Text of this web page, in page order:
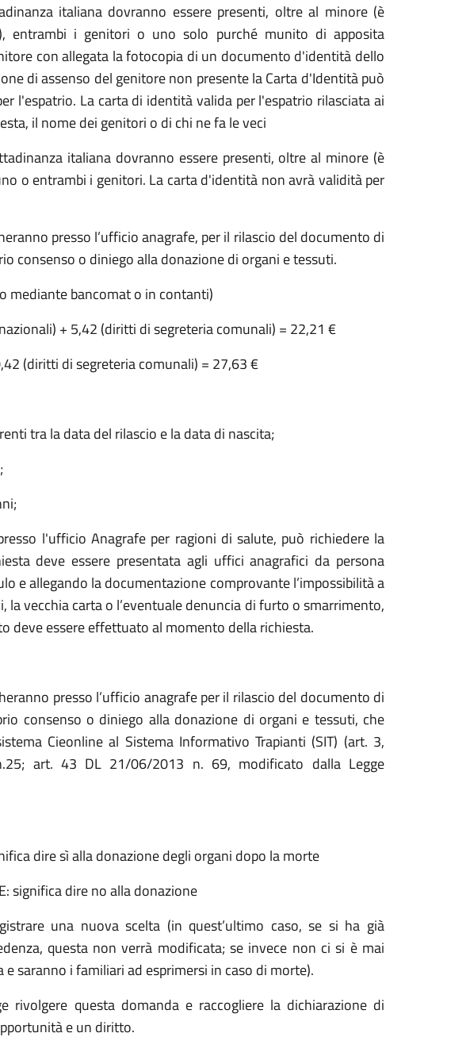
italiana dovranno essere presenti, oltre al minore (è
entrambi i genitori o uno solo purché munito di apposita
con allegata la fotocopia di un documento d'identità dello
di assenso del genitore non presente la Carta d'Identità può
l'espatrio. La carta di identità valida per l'espatrio rilasciata ai
il nome dei genitori o di chi ne fa le veci
italiana dovranno essere presenti, oltre al minore (è
o entrambi i genitori. La carta d'identità non avrà validità per
presso l’ufficio anagrafe, per il rilascio del documento di
consenso o diniego alla donazione di organi e tessuti.
mediante bancomat o in contanti)
+ 5,42 (diritti di segreteria comunali) = 22,21 €
(diritti di segreteria comunali) = 27,63 €
tra la data del rilascio e la data di nascita;
l'ufficio Anagrafe per ragioni di salute, può richiedere la
deve essere presentata agli uffici anagrafici da persona
e allegando la documentazione comprovante l’impossibilità a
la vecchia carta o l’eventuale denuncia di furto o smarrimento,
deve essere effettuato al momento della richiesta.
presso l’ufficio anagrafe per il rilascio del documento di
consenso o diniego alla donazione di organi e tessuti, che
Cieonline al Sistema Informativo Trapianti (SIT) (art. 3,
art. 43 DL 21/06/2013 n. 69, modificato dalla Legge
dire sì alla donazione degli organi dopo la morte
significa dire no alla donazione
una nuova scelta (in quest’ultimo caso, se si ha già
questa non verrà modificata; se invece non ci si è mai
e saranno i familiari ad esprimersi in caso di morte).
rivolgere questa domanda e raccogliere la dichiarazione di
e un diritto.